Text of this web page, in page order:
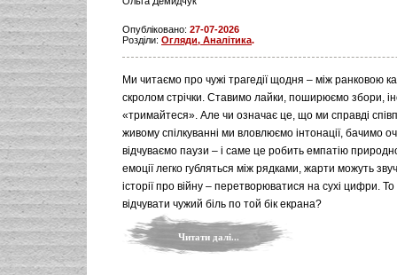
Опубліковано: 27-07-2026
Розділи: Огляди, Аналітика.
Ми читаємо про чужі трагедії щодня – між ранковою
скролом стрічки. Ставимо лайки, поширюємо збори,
«тримайтеся». Але чи означає це, що ми справді
живому спілкуванні ми вловлюємо інтонації, бачимо
відчуваємо паузи – і саме це робить емпатію
емоції легко губляться між рядками, жарти можуть
історії про війну – перетворюватися на сухі цифри.
відчувати чужий біль по той бік екрана?
Читати далі...